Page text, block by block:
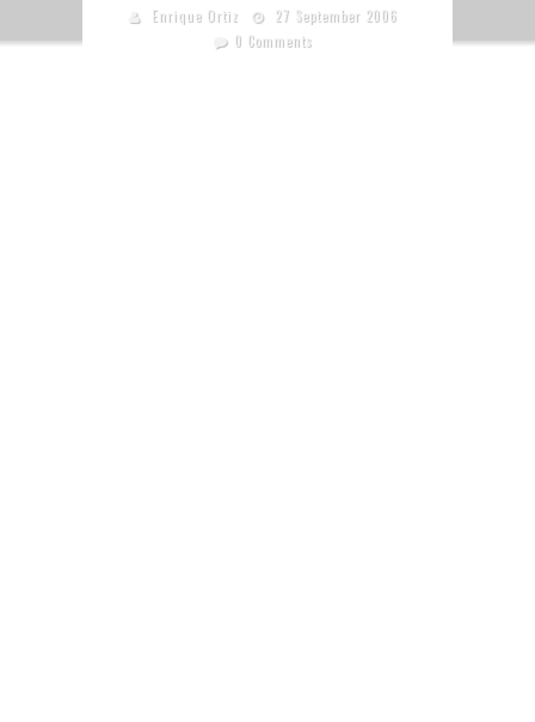
Enrique Ortiz
27 September 2006
0 Comments